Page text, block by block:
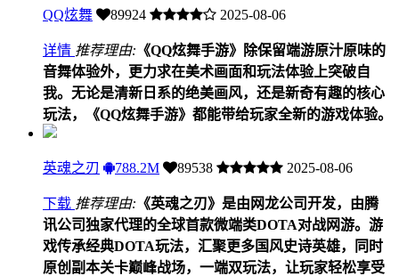
QQ炫舞 89924 2025-08-06
详情 推荐理由: 《QQ炫舞手游》除保留端游原汁原味的
音舞体验外，更力求在美术画面和玩法体验上突破自
我。无论是清新日系的绝美画风，还是新奇有趣的核心
玩法，《QQ炫舞手游》都能带给玩家全新的游戏体验。
英魂之刃 788.2M 89538 2025-08-06
下载 推荐理由: 《英魂之刃》是由网龙公司开发，由腾
讯公司独家代理的全球首款微端类DOTA对战网游。游
戏传承经典DOTA玩法，汇聚更多国风史诗英雄，同时
原创副本关卡巅峰战场，一端双玩法，让玩家轻松享受